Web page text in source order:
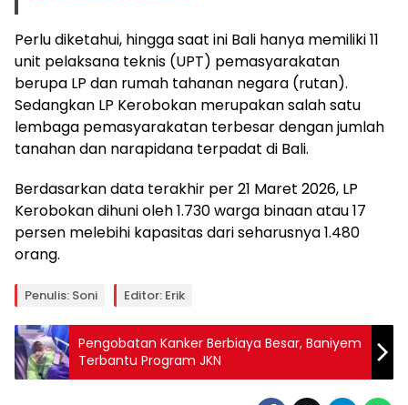
Perlu diketahui, hingga saat ini Bali hanya memiliki 11
unit pelaksana teknis (UPT) pemasyarakatan
berupa LP dan rumah tahanan negara (rutan).
Sedangkan LP Kerobokan merupakan salah satu
lembaga pemasyarakatan terbesar dengan jumlah
tanahan dan narapidana terpadat di Bali.
Berdasarkan data terakhir per 21 Maret 2026, LP
Kerobokan dihuni oleh 1.730 warga binaan atau 17
persen melebihi kapasitas dari seharusnya 1.480
orang.
Penulis: Soni Editor: Erik
Pengobatan Kanker Berbiaya Besar, Baniyem
Terbantu Program JKN